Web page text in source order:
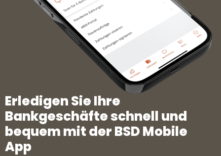
Erledigen Sie Ihre
Bankgeschäfte schnell und
bequem mit der BSD Mobile
App